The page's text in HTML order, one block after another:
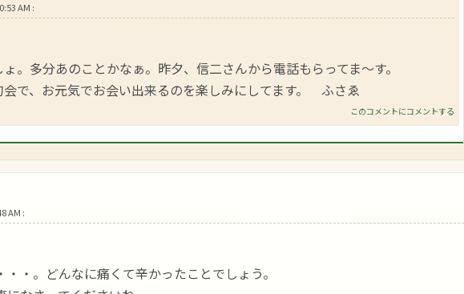
AM :
。多分あのことかなぁ。昨夕、信二さんから電話もらってま～す。
会で、お元気でお会い出来るのを楽しみにしてます。 ふさゑ
このコメントにコメントする
AM :
・。どんなに痛くて辛かったことでしょう。